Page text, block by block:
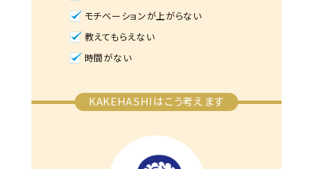
モチベーションが上がらない
教えてもらえない
時間がない
KAKEHASHIはこう考えます